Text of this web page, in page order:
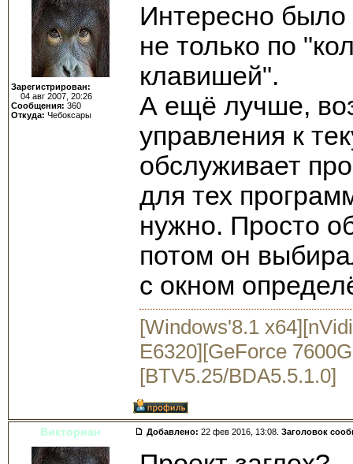
Зарегистрирован:
04 авг 2007, 20:26
Сообщения: 360
Откуда: Чебоксары
Интересно
не только по
клавишей".
А ещё лучше,
управления к
обслуживает
для тех
нужно. Просто
потом он
с окном
[Windows'8.1
E6320][GeForce
[BTV5.25/BDA5.5.1.0]
Викториан Добавлено: 22 фев 2016, 13:08. Заголовок